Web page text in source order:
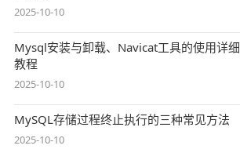
2025-10-10
Mysql安装与卸载、Navicat工具的使用详细
教程
2025-10-10
MySQL存储过程终止执行的三种常见方法
2025-10-10